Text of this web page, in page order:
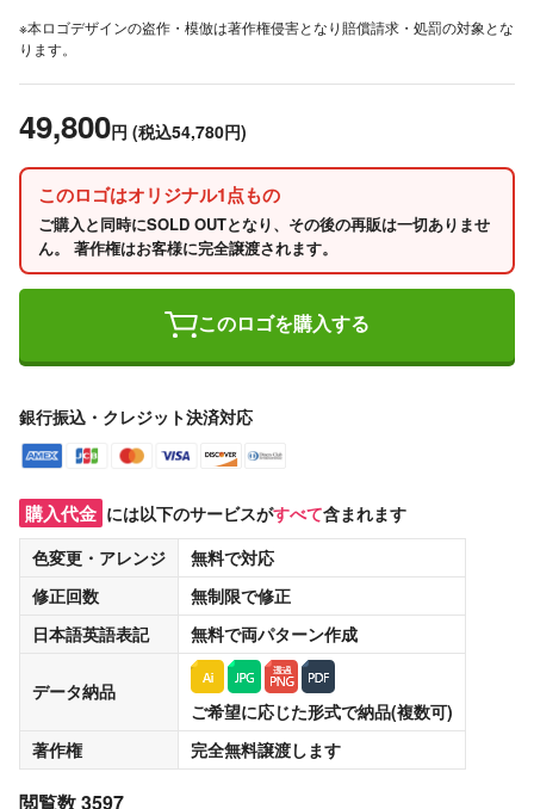
※本ロゴデザインの盗作・模倣は著作権侵害となり賠償請求・処罰の対象とな
ります。
49,800円 (税込54,780円)
このロゴはオリジナル1点もの
ご購入と同時にSOLD OUTとなり、その後の再販は一切ありませ
ん。 著作権はお客様に完全譲渡されます。
このロゴを購入する
銀行振込・クレジット決済対応
購入代金 には以下のサービスがすべて含まれます
色変更・アレンジ
無料で対応
修正回数
無制限で修正
日本語英語表記
無料で両パターン作成
データ納品
ご希望に応じた形式で納品(複数可)
著作権
完全無料譲渡します
閲覧数 3597